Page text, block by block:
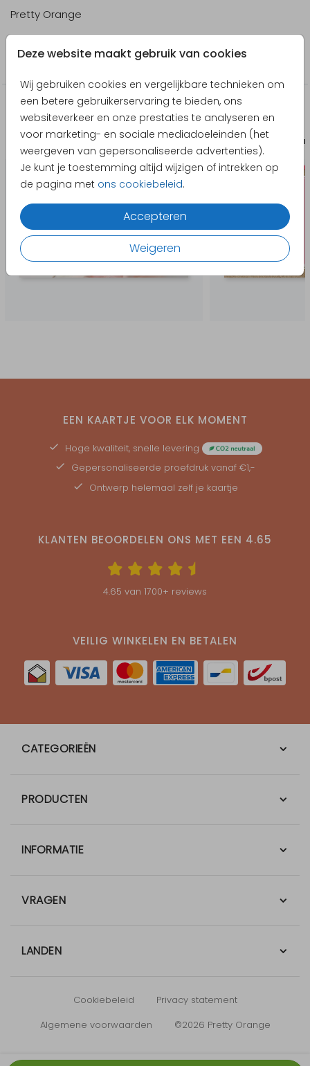
Deze website maakt gebruik van cookies
Wij gebruiken cookies en vergelijkbare technieken om
een betere gebruikerservaring te bieden, ons
websiteverkeer en onze prestaties te analyseren en
voor marketing- en sociale mediadoeleinden (het
weergeven van gepersonaliseerde advertenties).
Je kunt je toestemming altijd wijzigen of intrekken op
de pagina met ons cookiebeleid.
Accepteren
Weigeren
Pretty Orange
Producten die hierop lijken
Geboortekaart Uitnodiging
EEN KAARTJE VOOR ELK MOMENT
Hoge kwaliteit, snelle levering
Gepersonaliseerde proefdruk vanaf €1,-
Ontwerp helemaal zelf je kaartje
KLANTEN BEOORDELEN ONS MET EEN 4.65
4.65 van 1700+ reviews
VEILIG WINKELEN EN BETALEN
CATEGORIEËN
PRODUCTEN
INFORMATIE
VRAGEN
LANDEN
Cookiebeleid
Privacy statement
Algemene voorwaarden
©2026 Pretty Orange